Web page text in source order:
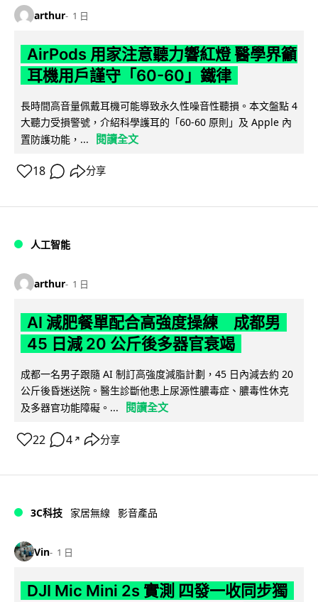
arthur 1 日
AirPods 用家注意聽力響紅燈 醫學界籲
耳機用戶謹守「60-60」鐵律
長時間高音量佩戴耳機可能導致永久性噪音性聽損。本文盤點 4
大聽力受損警號，介紹科學護耳的「60-60 原則」及 Apple 內
置防護功能，...
閱讀全文
18 分享
人工智能
arthur 1 日
AI 減肥餐單配合高強度操練 成都男
45 日減 20 公斤後多器官衰竭
成都一名男子跟隨 AI 制訂高強度減脂計劃，45 日內減去約 20
公斤後昏迷送院。醫生診斷他患上尿源性膿毒症、膿毒性休克
及多器官功能障礙。...
閱讀全文
22 4 ↗ 分享
3C科技 家居無線 影音產品
Vin 1 日
DJI Mic Mini 2s 實測 四發一收同步獨